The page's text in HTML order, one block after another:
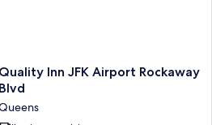
Quality
Inn
Airport
Quality Inn JFK Airport Rockaway
Blvd